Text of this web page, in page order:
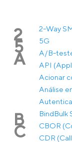
2 2-Way
5 5G
A A/B-
API
Acionar
Análise
B BindBulk
C CBOR
CDR